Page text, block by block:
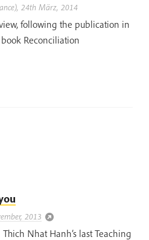
24th März, 2014
following the publication in
Reconciliation
2013
Nhat Hanh’s last Teaching